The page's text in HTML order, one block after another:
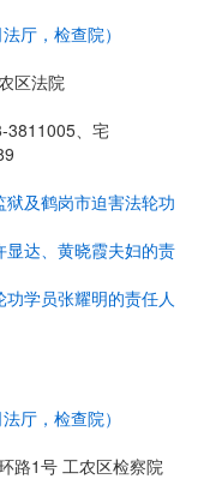
厅，检查院）
区法院
3811005、宅
及鹤岗市迫害法轮功
达、黄晓霞夫妇的责
学员张耀明的责任人
厅，检查院）
路1号 工农区检察院